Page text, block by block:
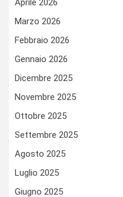
Aprile 2026
Marzo 2026
Febbraio 2026
Gennaio 2026
Dicembre 2025
Novembre 2025
Ottobre 2025
Settembre 2025
Agosto 2025
Luglio 2025
Giugno 2025